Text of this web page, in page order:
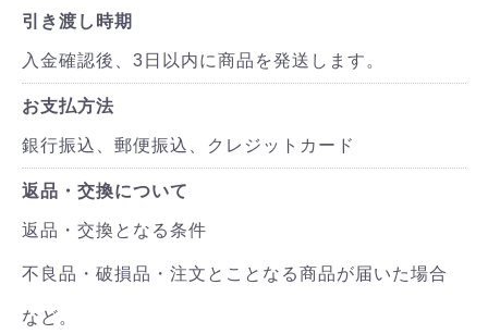
引き渡し時期
入金確認後、3日以内に商品を発送します。
お支払方法
銀行振込、郵便振込、クレジットカード
返品・交換について
返品・交換となる条件
不良品・破損品・注文とことなる商品が届いた場合
など。